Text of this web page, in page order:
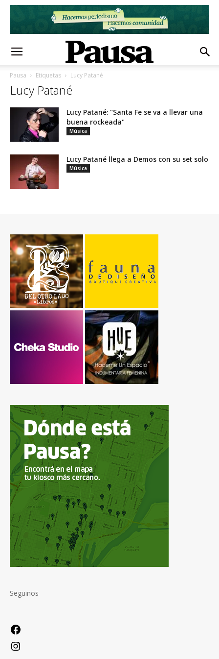
Pausa Etiquetas Lucy Patané
Lucy Patané
Lucy Patané: "Santa Fe se va a llevar una
buena rockeada"
Música
Lucy Patané llega a Demos con su set solo
Música
Seguinos